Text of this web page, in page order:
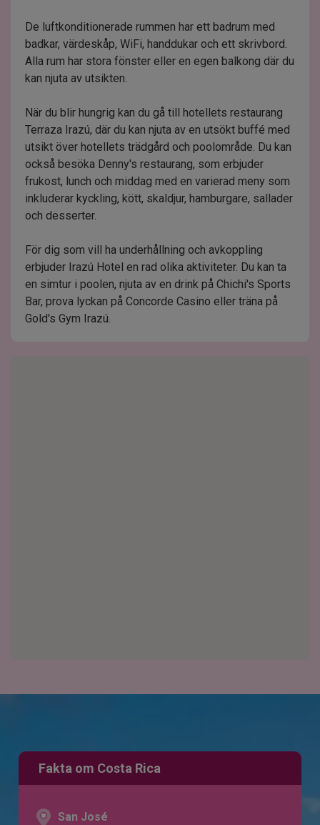
De luftkonditionerade rummen har ett badrum med
badkar, värdeskåp, WiFi, handdukar och ett skrivbord.
Alla rum har stora fönster eller en egen balkong där du
kan njuta av utsikten.
När du blir hungrig kan du gå till hotellets restaurang
Terraza Irazú, där du kan njuta av en utsökt buffé med
utsikt över hotellets trädgård och poolområde. Du kan
också besöka Denny's restaurang, som erbjuder
frukost, lunch och middag med en varierad meny som
inkluderar kyckling, kött, skaldjur, hamburgare, sallader
och desserter.
För dig som vill ha underhållning och avkoppling
erbjuder Irazú Hotel en rad olika aktiviteter. Du kan ta
en simtur i poolen, njuta av en drink på Chichi's Sports
Bar, prova lyckan på Concorde Casino eller träna på
Gold's Gym Irazú.
Fakta om Costa Rica
San José